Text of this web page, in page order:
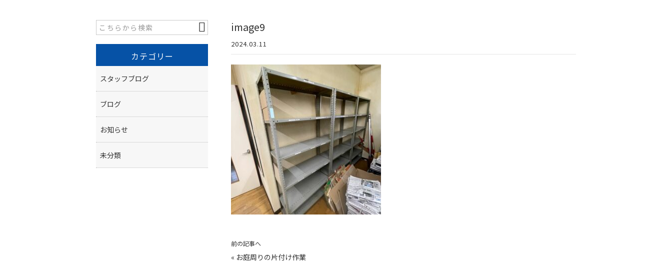
image9
2024.03.11
前の記事へ
« お庭周りの片付け作業
カテゴリー
スタッフブログ
ブログ
お知らせ
未分類